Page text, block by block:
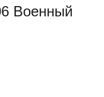
Военный